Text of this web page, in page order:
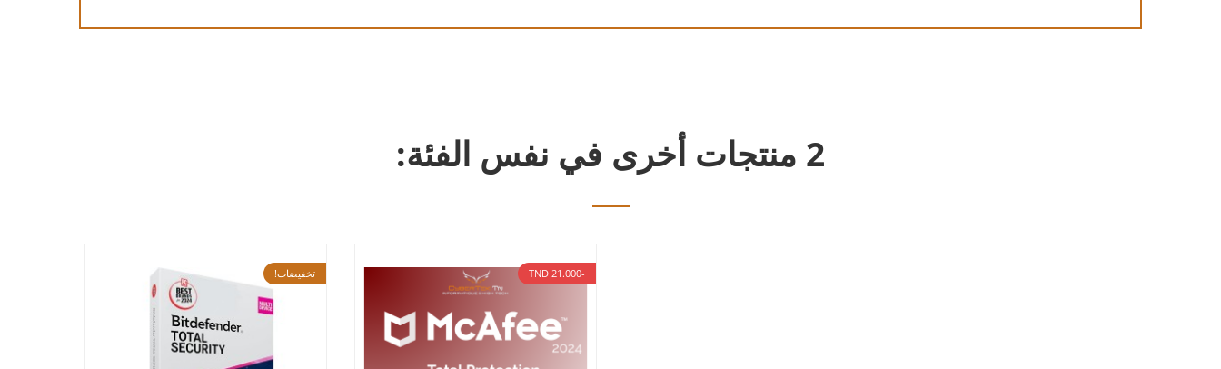
2 منتجات أخرى في نفس الفئة:
-21.000 TND تخفيضات!